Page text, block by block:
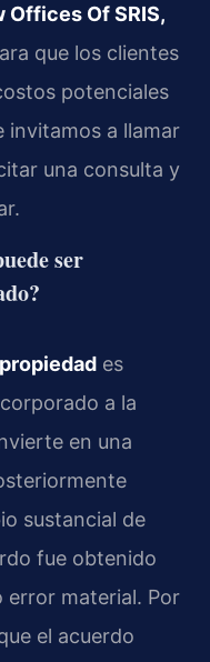
Offices Of SRIS,
que los clientes
potenciales
invitamos a llamar
una consulta y
ser
es
a la
en una
sustancial de
fue obtenido
error material. Por
el acuerdo